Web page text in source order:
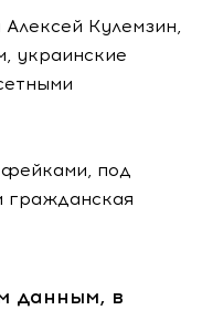
Кулемзин,
украинские
под
гражданская
данным, в